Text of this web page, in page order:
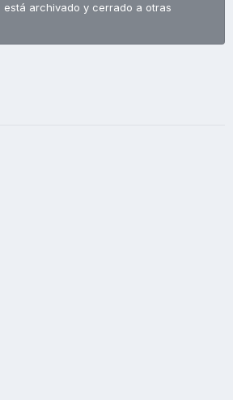
está archivado y cerrado a otras